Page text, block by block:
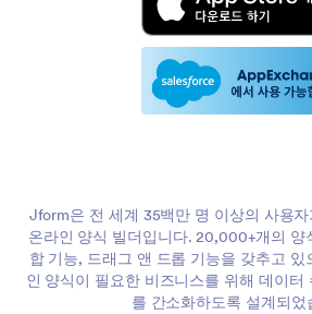
Jform은 전 세계 35백만 명 이상의 사용
온라인 양식 빌더입니다. 20,000+개의 양
합 기능, 드래그 앤 드롭 기능을 갖추고 있
인 양식이 필요한 비즈니스를 위해 데이터
를 간소화하도록 설계되었